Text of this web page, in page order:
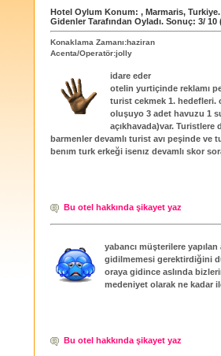
Hotel Oylum Konum: , Marmaris, Turkiye.
Gidenler Tarafından Oyladı. Sonuç: 3/ 10
Konaklama Zamanı:haziran
Acenta/Operatör:jolly
idare eder
otelin yurtiçinde reklamı
turist cekmek 1. hedefleri.
oluşuyo 3 adet havuzu 1
açıkhavada)var. Turistlere
barmenler devamlı turist avı peşinde ve
benım turk erkeği isenız devamlı skor
Bu otel hakkında şikayet yaz
yabancı müşterilere yapılan
gidilmemesi gerektirdiğini
oraya gidince aslında
medeniyet olarak ne kadar
Bu otel hakkında şikayet yaz